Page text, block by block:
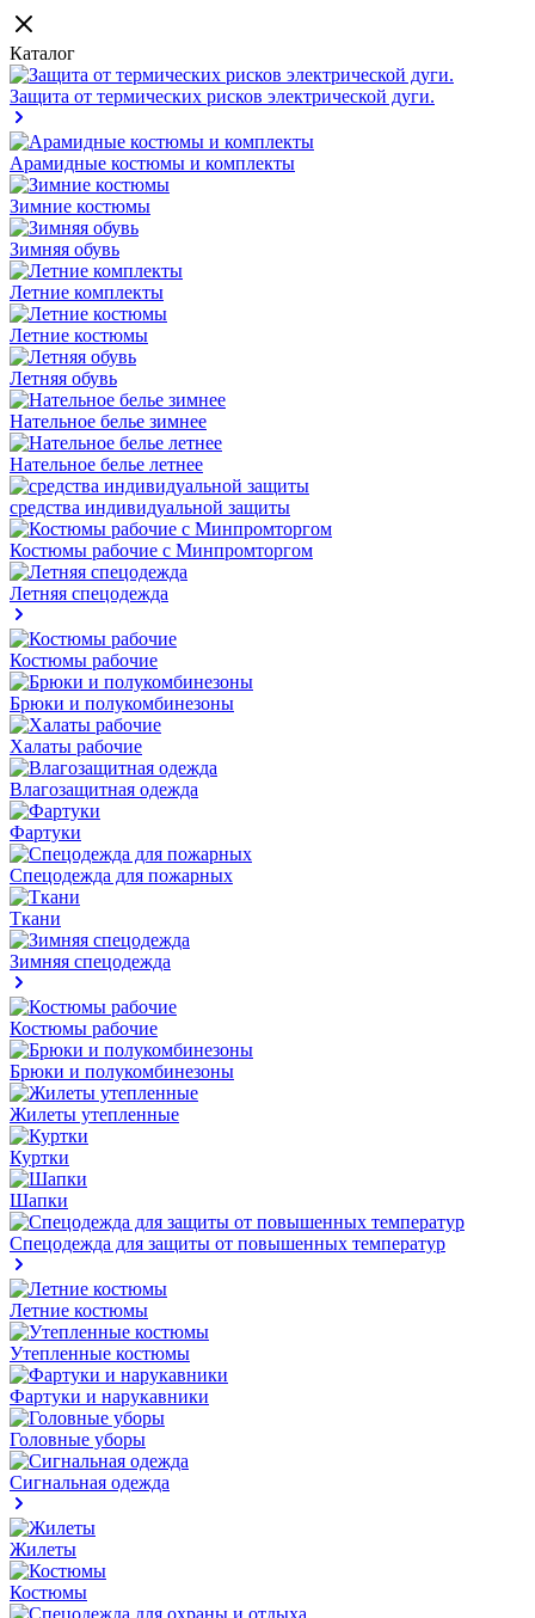
Каталог
Защита от термических рисков электрической дуги.
Арамидные костюмы и комплекты
Зимние костюмы
Зимняя обувь
Летние комплекты
Летние костюмы
Летняя обувь
Нательное белье зимнее
Нательное белье летнее
средства индивидуальной защиты
Костюмы рабочие с Минпромторгом
Летняя спецодежда
Костюмы рабочие
Брюки и полукомбинезоны
Халаты рабочие
Влагозащитная одежда
Фартуки
Спецодежда для пожарных
Ткани
Зимняя спецодежда
Костюмы рабочие
Брюки и полукомбинезоны
Жилеты утепленные
Куртки
Шапки
Спецодежда для защиты от повышенных температур
Летние костюмы
Утепленные костюмы
Фартуки и нарукавники
Головные уборы
Сигнальная одежда
Жилеты
Костюмы